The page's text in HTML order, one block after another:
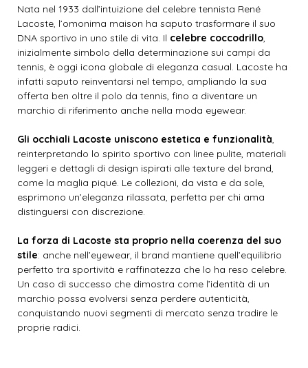
Nata nel 1933 dall’intuizione del celebre tennista René
Lacoste, l’omonima maison ha saputo trasformare il suo
DNA sportivo in uno stile di vita. Il celebre coccodrillo,
inizialmente simbolo della determinazione sui campi da
tennis, è oggi icona globale di eleganza casual. Lacoste ha
infatti saputo reinventarsi nel tempo, ampliando la sua
offerta ben oltre il polo da tennis, fino a diventare un
marchio di riferimento anche nella moda eyewear.
Gli occhiali Lacoste uniscono estetica e funzionalità,
reinterpretando lo spirito sportivo con linee pulite, materiali
leggeri e dettagli di design ispirati alle texture del brand,
come la maglia piqué. Le collezioni, da vista e da sole,
esprimono un’eleganza rilassata, perfetta per chi ama
distinguersi con discrezione.
La forza di Lacoste sta proprio nella coerenza del suo
stile: anche nell’eyewear, il brand mantiene quell’equilibrio
perfetto tra sportività e raffinatezza che lo ha reso celebre.
Un caso di successo che dimostra come l’identità di un
marchio possa evolversi senza perdere autenticità,
conquistando nuovi segmenti di mercato senza tradire le
proprie radici.